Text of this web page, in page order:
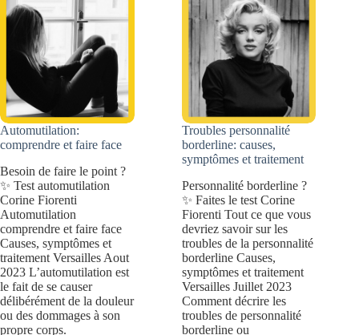
traitement
Automutilation:
comprendre et faire face
Besoin de faire le point ?
✨ Test automutilation
Corine Fiorenti
Automutilation
comprendre et faire face
Causes, symptômes et
traitement Versailles Aout
2023 L’automutilation est
le fait de se causer
délibérément de la douleur
ou des dommages à son
propre corps.
Troubles personnalité
borderline: causes,
symptômes et traitement
Personnalité borderline ?
✨ Faites le test Corine
Fiorenti Tout ce que vous
devriez savoir sur les
troubles de la personnalité
borderline Causes,
symptômes et traitement
Versailles Juillet 2023
Comment décrire les
troubles de personnalité
borderline ou